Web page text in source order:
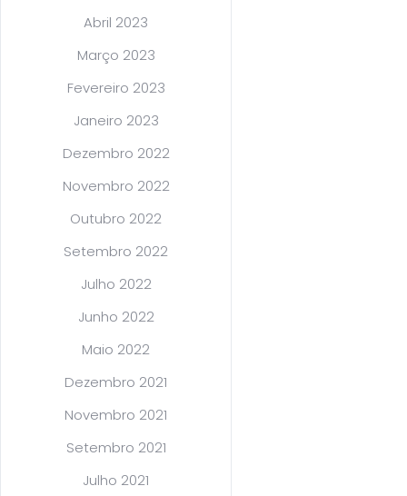
Abril 2023
Março 2023
Fevereiro 2023
Janeiro 2023
Dezembro 2022
Novembro 2022
Outubro 2022
Setembro 2022
Julho 2022
Junho 2022
Maio 2022
Dezembro 2021
Novembro 2021
Setembro 2021
Julho 2021